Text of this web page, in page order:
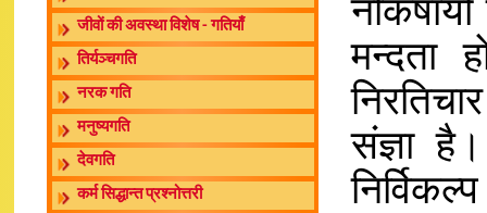
जीवों की अवस्था विशेष - गतियाँ
तिर्यञ्चगति
नरक गति
मनुष्यगति
देवगति
कर्म सिद्धान्त प्रश्नोत्तरी
मन्दता
संज्ञा